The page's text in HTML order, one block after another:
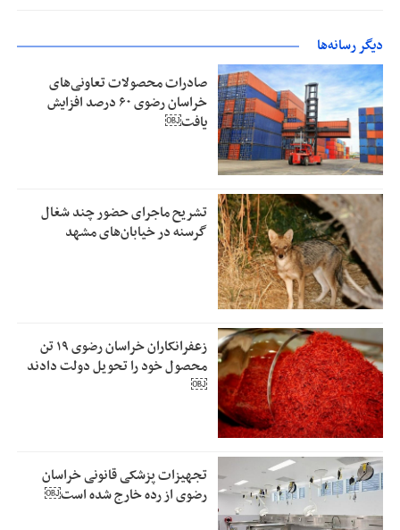
دیگر رسانه‌ها
صادرات محصولات تعاونی‌های
خراسان رضوی ۶۰ درصد افزایش
یافت￼
تشریح ماجرای حضور چند شغال
گرسنه در خیابان‌های مشهد
زعفرانکاران خراسان رضوی ۱۹ تن
محصول خود را تحویل دولت دادند
￼
تجهیزات پزشکی قانونی خراسان
رضوی از رده خارج شده است￼